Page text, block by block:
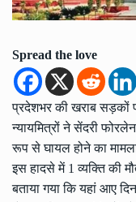
Spread the love
प्रदेशभर की खराब सड़कों
न्यायमित्रों ने सेंदरी
रूप से घायल होने का मामला
इस हादसे में 1 व्यक्ति की
बताया गया कि यहां आए